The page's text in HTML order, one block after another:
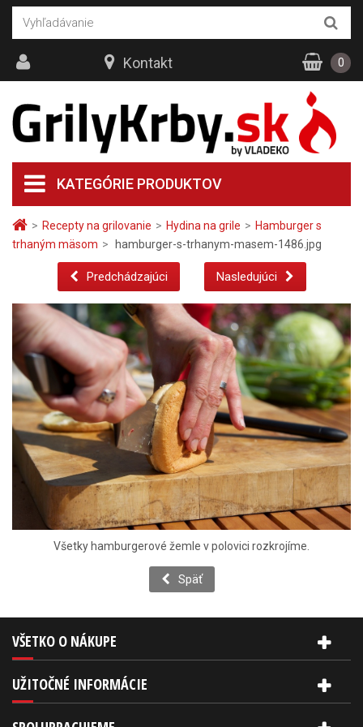
> Recepty na grilovanie > Hydina na grile > Hamburger s
trhaným mäsom > hamburger-s-trhanym-masem-1486.jpg
Predchádzajúci Nasledujúci
Všetky hamburgerové žemle v polovici rozkrojíme.
Späť
KATEGÓRIE PRODUKTOV
Kontakt 0
VŠETKO O NÁKUPE
UŽITOČNÉ INFORMÁCIE